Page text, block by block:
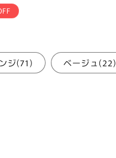
ジ(71) ベージュ(22)